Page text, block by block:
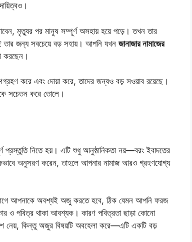
মৃত্যুর পর মানুষ সম্পূর্ণ অসহায় হয়ে পড়ে। তখন তার
তার জন্য সবচেয়ে বড় সহায়। আপনি যখন জানাজার নামাজের
করছেন।
করে এবং দোয়া করে, তাদের জন্যও বড় সওয়াব রয়েছে।
সচেতন করে তোলে।
নিতে হয়। এটি শুধু আনুষ্ঠানিকতা নয়—বরং ইবাদতের
অনুসরণ করেন, তাহলে আপনার নামাজ আরও গ্রহণযোগ্য
আপনাকে অবশ্যই অজু করতে হবে, ঠিক যেমন আপনি ফরজ
ও পবিত্র থাকা আবশ্যক। কারণ পবিত্রতা ছাড়া কোনো
নেয়, কিন্তু অজুর বিষয়টি অবহেলা করে—এটি একটি বড়